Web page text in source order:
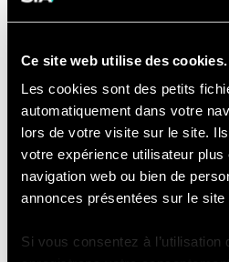
Ce site web utilise des cookies.
Les cookies sont des petits
automatiquement dans votre
lors de votre visite sur le site.
votre expérience utilisateur
navigation web ou bien de
annonces présentées sur le site
Si vous consentez à l’utilisation
d'utilisateurs,
d'affaires et modèles
organisationnels
les impacts,
Former et coacher
changement,
Animer des
sensibiliser au